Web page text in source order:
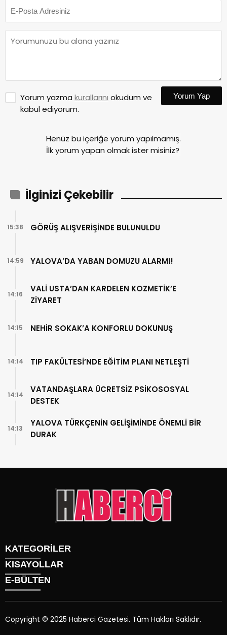
Yorum yazma kurallarını okudum ve
kabul ediyorum.
Yorum Yap
Henüz bu içeriğe yorum yapılmamış.
İlk yorum yapan olmak ister misiniz?
İlginizi Çekebilir
GÖRÜŞ ALIŞVERİŞİNDE BULUNULDU
15:38
YALOVA’DA YABAN DOMUZU ALARMI!
14:59
VALİ USTA’DAN KARDELEN KOZMETİK’E
ZİYARET
14:16
NEHİR SOKAK’A KONFORLU DOKUNUŞ
14:15
TIP FAKÜLTESİ’NDE EĞİTİM PLANI NETLEŞTİ
14:14
VATANDAŞLARA ÜCRETSİZ PSİKOSOSYAL
DESTEK
14:14
YALOVA TÜRKÇENİN GELİŞİMİNDE ÖNEMLİ BİR
DURAK
14:13
KATEGORİLER
Gündem
Siyaset
Sağlık
KISAYOLLAR
Künye
Üyelik
İletişim
E-BÜLTEN
Copyright © 2025 Haberci Gazetesi. Tüm Hakları Saklıdır.